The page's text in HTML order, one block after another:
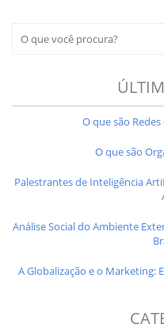
O que são
O que são
Palestrantes de Inteligência
Análise Social do Ambiente
A Globalização e o Marketing: